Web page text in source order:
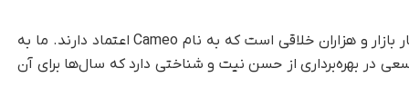
این حکم نه تنها پیروزی برای شرکت، بلکه برای اعتبار بازار و هزاران خلاقی است که به نام Cameo اعتماد دارند. ما به
در بهره‌برداری از حسن نیت و شناختی دارد که سال‌ها برای آن